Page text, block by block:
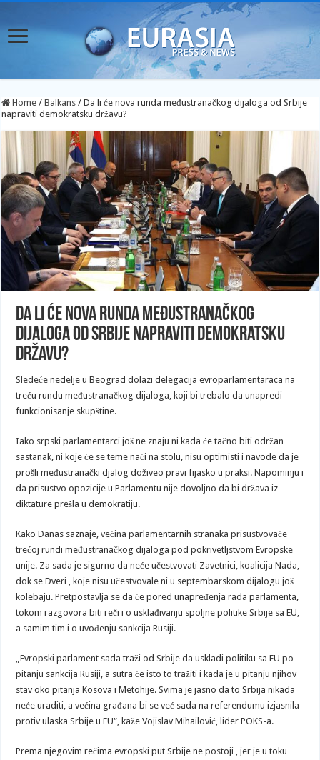
Home / Balkans / Da li će nova runda međustranačkog dijaloga od Srbije
napraviti demokratsku državu?
Da li će nova runda međustranačkog
dijaloga od Srbije napraviti demokratsku
državu?
Sledeće nedelje u Beograd dolazi delegacija evroparlamentaraca na
treću rundu međustranačkog dijaloga, koji bi trebalo da unapredi
funkcionisanje skupštine.
Iako srpski parlamentarci još ne znaju ni kada će tačno biti održan
sastanak, ni koje će se teme naći na stolu, nisu optimisti i navode da je
prošli međustranački djalog doživeo pravi fijasko u praksi. Napominju i
da prisustvo opozicije u Parlamentu nije dovoljno da bi država iz
diktature prešla u demokratiju.
Kako Danas saznaje, većina parlamentarnih stranaka prisustvovaće
trećoj rundi međustranačkog dijaloga pod pokrivetljstvom Evropske
unije. Za sada je sigurno da neće učestvovati Zavetnici, koalicija Nada,
dok se Dveri , koje nisu učestvovale ni u septembarskom dijalogu još
kolebaju. Pretpostavlja se da će pored unapređenja rada parlamenta,
tokom razgovora biti reči i o usklađivanju spoljne politike Srbije sa EU,
a samim tim i o uvođenju sankcija Rusiji.
„Evropski parlament sada traži od Srbije da uskladi politiku sa EU po
pitanju sankcija Rusiji, a sutra će isto to tražiti i kada je u pitanju njihov
stav oko pitanja Kosova i Metohije. Svima je jasno da to Srbija nikada
neće uraditi, a većina građana bi se već sada na referendumu izjasnila
protiv ulaska Srbije u EU“, kaže Vojislav Mihailović, lider POKS-a.
Prema njegovim rečima evropski put Srbije ne postoji , jer je u toku